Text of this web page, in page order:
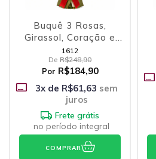
Buquê 3 Rosas,
Girassol, Coração e
Ferrero
1612
De R$248,90
Por R$184,90
3x de R$61,63 sem
juros
Frete grátis
no período integral
COMPRAR